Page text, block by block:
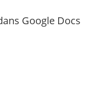
Google Docs